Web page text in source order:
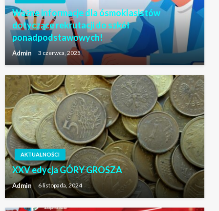
Ważne informacje dla ósmoklasistów
dotyczące rekrutacji do szkół
ponadpodstawowych!
Admin 3 czerwca, 2025
AKTUALNOŚCI
XXV edycja GÓRY GROSZA
Admin 6 listopada, 2024